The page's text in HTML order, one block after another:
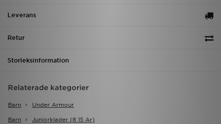
Leverans
Retur
Storleksinformation
Relaterade kategorier
Barn Under Armour
Barn Juniorklader (8 15 Ar)